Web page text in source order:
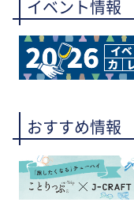
イベント情報
おすすめ情報